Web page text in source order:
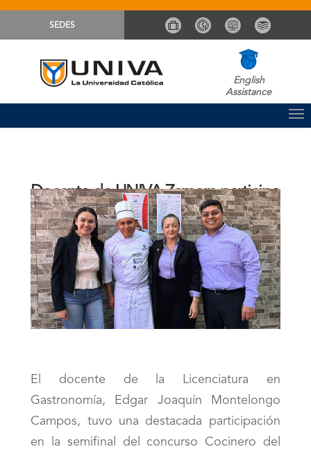
SEDES
English
Assistance
Docente de UNIVA Zamora participa
en Cocinero del Año 2024
ByComunicación Sistema UNIVA Noticias
El docente de la Licenciatura en
Gastronomía, Edgar Joaquín Montelongo
Campos, tuvo una destacada participación
en la semifinal del concurso Cocinero del